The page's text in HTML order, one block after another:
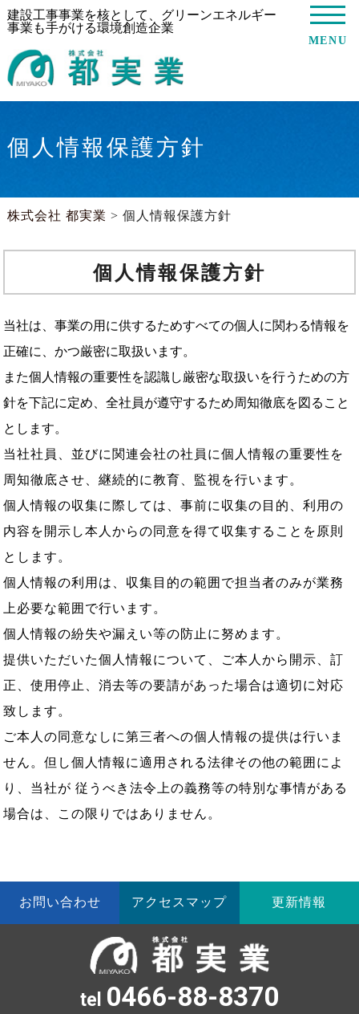
建設工事事業を核として、グリーンエネルギー
事業も手がける環境創造企業
MENU
個人情報保護方針
株式会社 都実業 > 個人情報保護方針
個人情報保護方針
当社は、事業の用に供するためすべての個人に関わる情報を
正確に、かつ厳密に取扱います。
また個人情報の重要性を認識し厳密な取扱いを行うための方
針を下記に定め、全社員が遵守するため周知徹底を図ること
とします。
当社社員、並びに関連会社の社員に個人情報の重要性を
周知徹底させ、継続的に教育、監視を行います。
個人情報の収集に際しては、事前に収集の目的、利用の
内容を開示し本人からの同意を得て収集することを原則
とします。
個人情報の利用は、収集目的の範囲で担当者のみが業務
上必要な範囲で行います。
個人情報の紛失や漏えい等の防止に努めます。
提供いただいた個人情報について、ご本人から開示、訂
正、使用停止、消去等の要請があった場合は適切に対応
致します。
ご本人の同意なしに第三者への個人情報の提供は行いま
せん。但し個人情報に適用される法律その他の範囲によ
り、当社が 従うべき法令上の義務等の特別な事情がある
場合は、この限りではありません。
お問い合わせ アクセスマップ 更新情報
tel 0466-88-8370